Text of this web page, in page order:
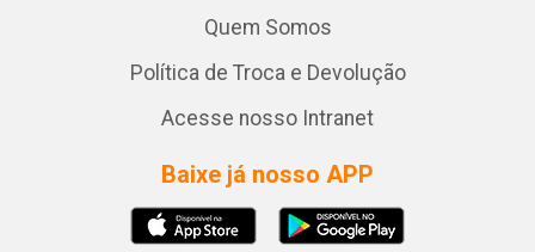
Quem Somos
Política de Troca e Devolução
Acesse nosso Intranet
Baixe já nosso APP